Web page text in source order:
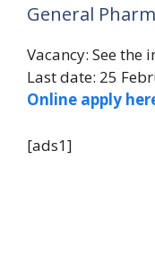
General
Vacancy: See the
Last date: 25
Online apply
[ads1]